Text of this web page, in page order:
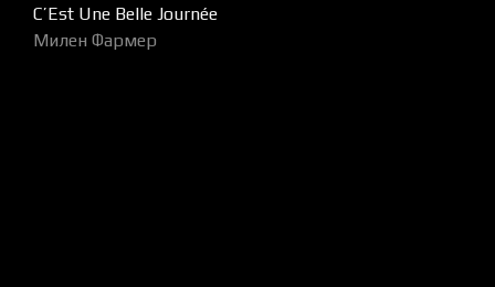
C’Est Une Belle Journée
Милен Фармер